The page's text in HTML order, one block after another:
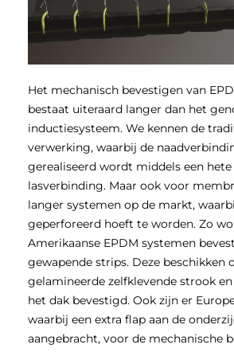
Het mechanisch bevestigen van
bestaat uiteraard langer dan het
inductiesysteem. We kennen de
verwerking, waarbij de
gerealiseerd wordt middels een
lasverbinding. Maar ook voor
langer systemen op de markt,
geperforeerd hoeft te worden. Zo
Amerikaanse EPDM systemen
gewapende strips. Deze beschikken
gelamineerde zelfklevende strook
het dak bevestigd. Ook zijn er
waarbij een extra flap aan de
aangebracht, voor de mechanische